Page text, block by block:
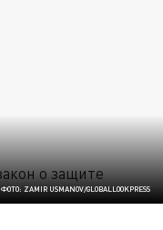
ФОТО: ZAMIR USMANOV/GLOBALLOOKPRESS